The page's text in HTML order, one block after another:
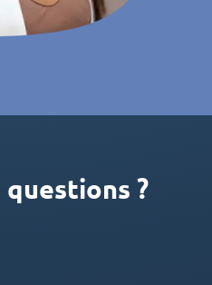
questions ?